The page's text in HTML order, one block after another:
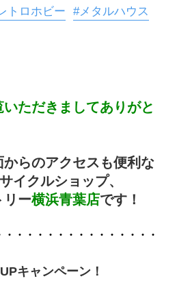
トロホビー
#メタルハウス
ただきましてありがと
らのアクセスも便利な
イクルショップ、
リー横浜青葉店です！
・・・・・・・・・・・・・・・
キャンペーン！